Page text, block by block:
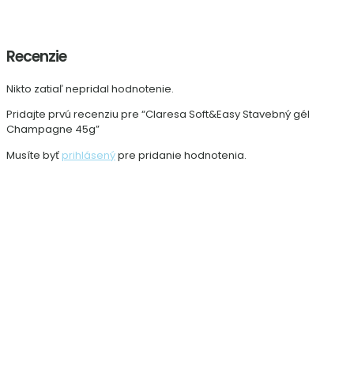
Recenzie
Nikto zatiaľ nepridal hodnotenie.
Pridajte prvú recenziu pre “Claresa Soft&Easy Stavebný gél
Champagne 45g”
Musíte byť prihlásenýpre pridanie hodnotenia.